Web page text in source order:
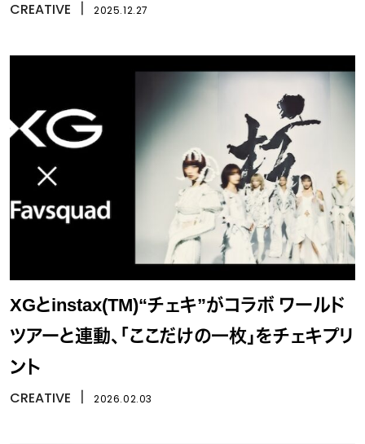
CREATIVE 2025.12.27
XGとinstax(TM)“チェキ”がコラボ ワールド
ツアーと連動、「ここだけの一枚」をチェキプリ
ント
CREATIVE 2026.02.03